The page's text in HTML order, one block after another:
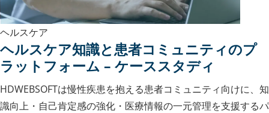
ヘルスケア
ヘルスケア知識と患者コミュニティのプ
ラットフォーム – ケーススタディ
HDWEBSOFTは慢性疾患を抱える患者コミュニティ向けに、知
識向上・自己肯定感の強化・医療情報の一元管理を支援するパ